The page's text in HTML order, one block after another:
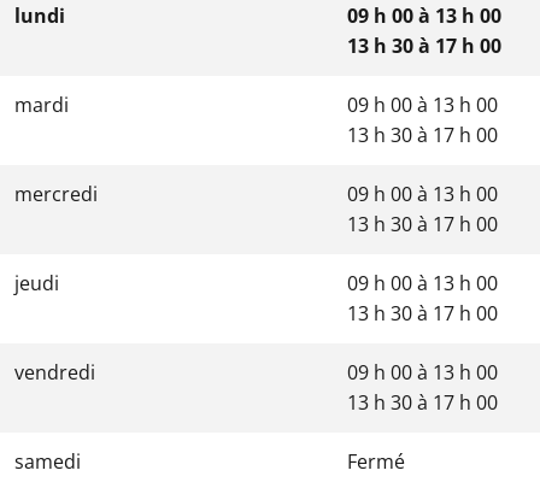
lundi 09 h 00à 13 h 00
13 h 30à 17 h 00
mardi 09 h 00à 13 h 00
13 h 30à 17 h 00
mercredi 09 h 00à 13 h 00
13 h 30à 17 h 00
jeudi 09 h 00à 13 h 00
13 h 30à 17 h 00
vendredi 09 h 00à 13 h 00
13 h 30à 17 h 00
samedi Fermé